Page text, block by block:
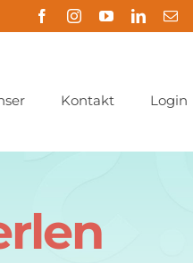
Kontakt Login